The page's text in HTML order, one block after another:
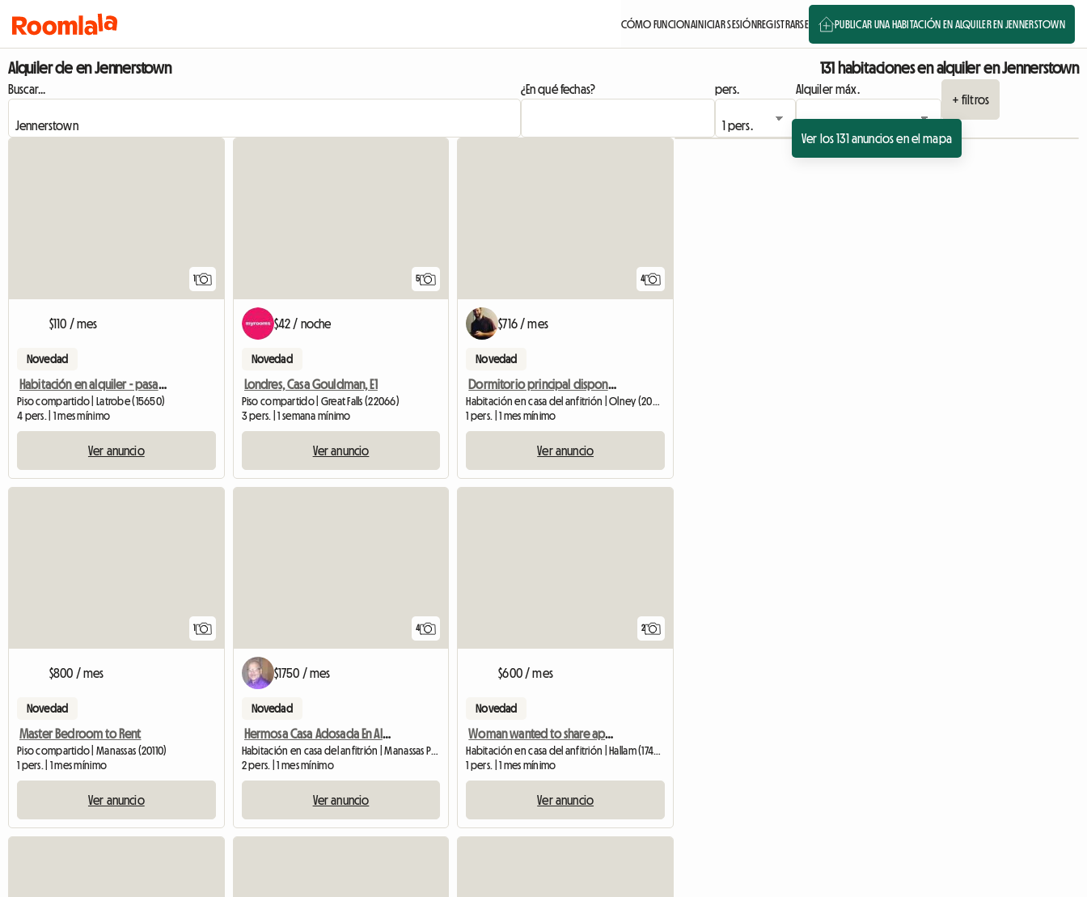
CÓMO FUNCIONAINICIAR SESIÓNREGISTRARSE PUBLICAR UNA HABITACIÓN EN ALQUILER EN JENNERSTOWN
Alquiler de en Jennerstown 131 habitaciones en alquiler en Jennerstown
Buscar... ¿En qué fechas? pers.
Alquiler máx.
+ filtros
Ver los 131 anuncios en el mapa
1
$110 / mes
Novedad
Habitación en alquiler - pasantes o privados
Piso compartido | Latrobe (15650)
4 pers. | 1 mes mínimo
Ver anuncio
5
$42 / noche
Novedad
Londres, Casa Gouldman, E1
Piso compartido | Great Falls (22066)
3 pers. | 1 semana mínimo
Ver anuncio
4
$716 / mes
Novedad
Dormitorio principal disponible AHORA!!
Habitación en casa del anfitrión | Olney (20832)
1 pers. | 1 mes mínimo
Ver anuncio
$800 / mes
Novedad
Master Bedroom to Rent
Piso compartido | Manassas (20110)
1 pers. | 1 mes mínimo
Ver anuncio
4
$1750 / mes
Novedad
Hermosa Casa Adosada En Alquiler
Habitación en casa del anfitrión | Manassas Park
2 pers. | 1 mes mínimo
Ver anuncio
2
$600 / mes
Novedad
Woman wanted to share apartment
Habitación en casa del anfitrión | Hallam (17406)
1 pers. | 1 mes mínimo
Ver anuncio